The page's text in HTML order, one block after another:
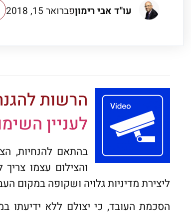
עו"ד אבי רימוןפברואר 15, 2018
הרשות
לעניין
בהתאם להנחיות,
והצילום עצמו
ליצירת מדיניות גלויה ושקופה במקום
הסכמת העובד, כי יצולם ללא